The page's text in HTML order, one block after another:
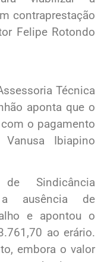
contraprestação
Felipe Rotondo
Técnica
aponta que o
o pagamento
Ibiapino
Sindicância
a ausência de
e apontou o
ao erário.
embora o valor